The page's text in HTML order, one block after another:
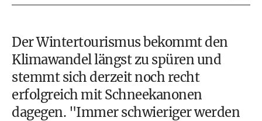
Der Wintertourismus bekommt den
Klimawandel längst zu spüren und
stemmt sich derzeit noch recht
erfolgreich mit Schneekanonen
dagegen. "Immer schwieriger werden